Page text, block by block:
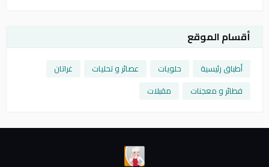
أقسام الموقع
أطباق رئيسية حلويات عصائر و تحليات
غراتان
فطائر و معجنات
مقبلات